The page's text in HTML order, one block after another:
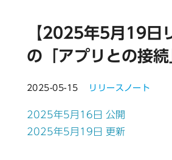
【2025年5月19日
の「アプリとの接
2025-05-15 リリースノート
2025年5月16日 公開
2025年5月19日 更新